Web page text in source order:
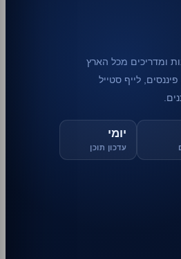
ומדריכים מכל הארץ
לייף סטייל
יומי
עדכון תוכן